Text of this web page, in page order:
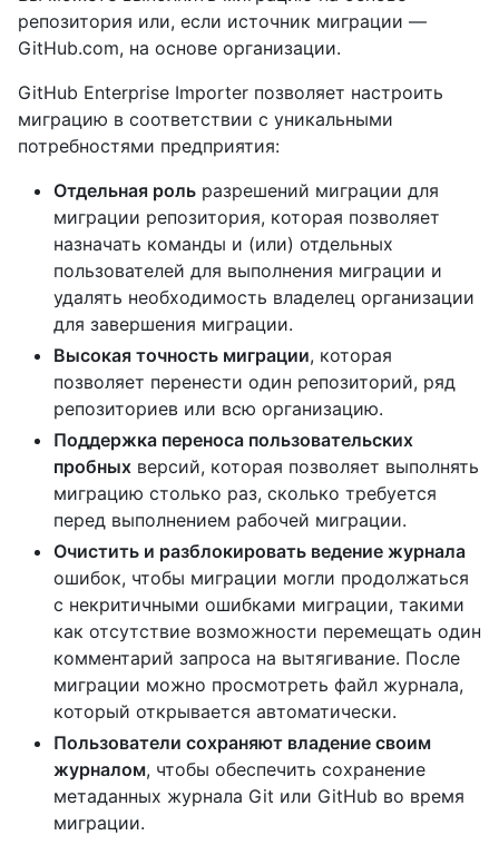
репозитория или, если источник миграции —
GitHub.com, на основе организации.
GitHub Enterprise Importer позволяет настроить
миграцию в соответствии с уникальными
потребностями предприятия:
Отдельная роль разрешений миграции для
миграции репозитория, которая позволяет
назначать команды и (или) отдельных
пользователей для выполнения миграции и
удалять необходимость владелец организации
для завершения миграции.
Высокая точность миграции, которая
позволяет перенести один репозиторий, ряд
репозиториев или всю организацию.
Поддержка переноса пользовательских
пробных версий, которая позволяет выполнять
миграцию столько раз, сколько требуется
перед выполнением рабочей миграции.
Очистить и разблокировать ведение журнала
ошибок, чтобы миграции могли продолжаться
с некритичными ошибками миграции, такими
как отсутствие возможности перемещать один
комментарий запроса на вытягивание. После
миграции можно просмотреть файл журнала,
который открывается автоматически.
Пользователи сохраняют владение своим
журналом, чтобы обеспечить сохранение
метаданных журнала Git или GitHub во время
миграции.